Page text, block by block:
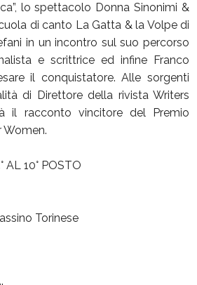
lo spettacolo Donna Sinonimi &
di canto La Gatta & la Volpe di
in un incontro sul suo percorso
e scrittrice ed infine Franco
il conquistatore. Alle sorgenti
di Direttore della rivista Writers
il racconto vincitore del Premio
Women.
AL 10° POSTO
Torinese